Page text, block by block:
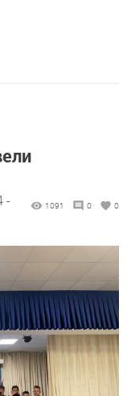
-
1091 0 0